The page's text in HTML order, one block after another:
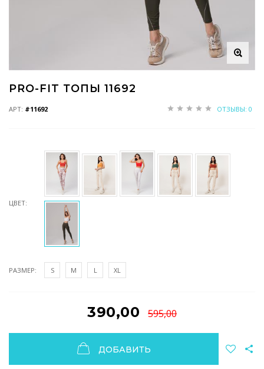
PRO-FIT ТОПЫ 11692
АРТ: #11692 ОТЗЫВЫ: 0
ЦВЕТ:
РАЗМЕР: S M L XL
390,00 595,00
ДОБАВИТЬ